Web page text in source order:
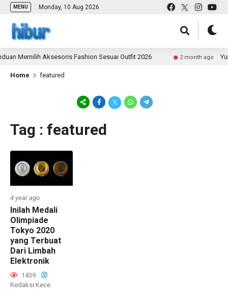
MENU Monday, 10 Aug 2026
Memilih Aksesoris Fashion Sesuai Outfit 2026 2 month ago
Home featured
Tag : featured
4 year ago
Inilah Medali
Olimpiade
Tokyo 2020
yang Terbuat
Dari Limbah
Elektronik
1439
Redaksi Kece